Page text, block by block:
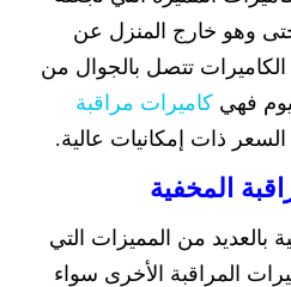
وهو خارج المنزل عن
تتصل بالجوال من
فهي كاميرات مراقبة
ذات إمكانيات عالية.
المخفية
بالعديد من المميزات التي
المراقبة الأخرى سواء